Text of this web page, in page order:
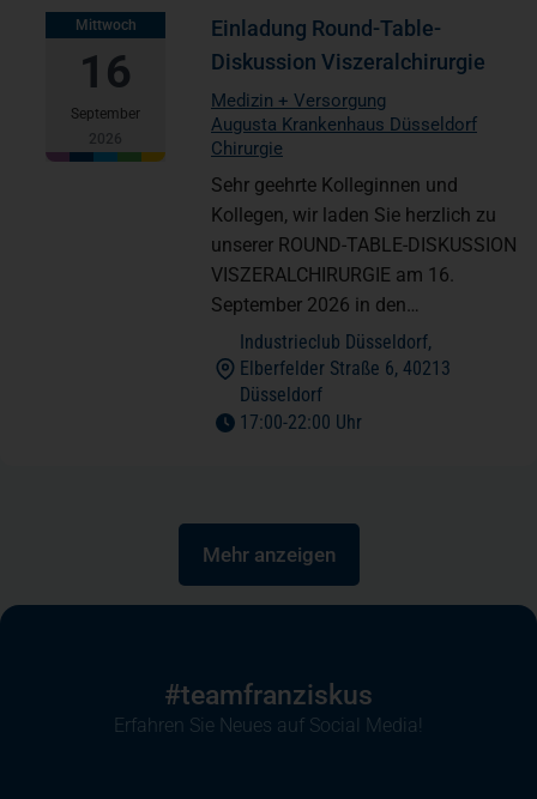
Mittwoch
16
September
2026
Einladung Round-Table-
Diskussion Viszeralchirurgie
Medizin + Versorgung
Augusta Krankenhaus Düsseldorf
Chirurgie
Sehr geehrte Kolleginnen und
Kollegen, wir laden Sie herzlich zu
unserer ROUND-TABLE-DISKUSSION
VISZERALCHIRURGIE am 16.
September 2026 in den…
Industrieclub Düsseldorf,
Elberfelder Straße 6, 40213
Düsseldorf(öffnet in einem neuen Tab)
17:00-to
22:00 Uhr
Mehr anzeigen
#teamfranziskus
Erfahren Sie Neues auf Social Media!